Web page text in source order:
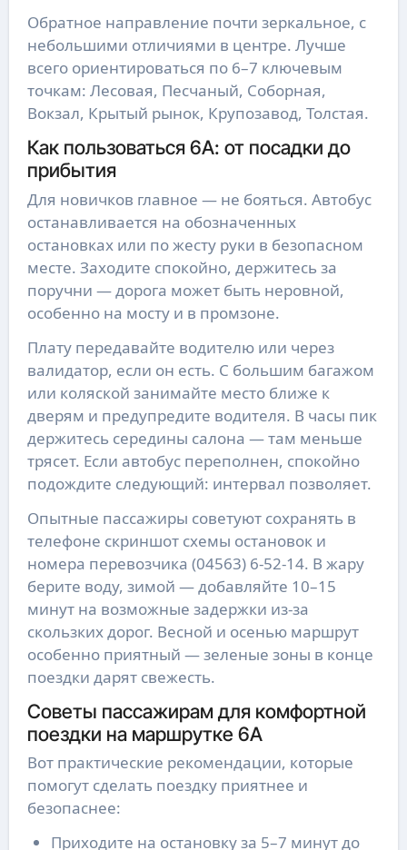
Обратное направление почти зеркальное, с
небольшими отличиями в центре. Лучше
всего ориентироваться по 6–7 ключевым
точкам: Лесовая, Песчаный, Соборная,
Вокзал, Крытый рынок, Крупозавод, Толстая.
Как пользоваться 6А: от посадки до
прибытия
Для новичков главное — не бояться. Автобус
останавливается на обозначенных
остановках или по жесту руки в безопасном
месте. Заходите спокойно, держитесь за
поручни — дорога может быть неровной,
особенно на мосту и в промзоне.
Плату передавайте водителю или через
валидатор, если он есть. С большим багажом
или коляской занимайте место ближе к
дверям и предупредите водителя. В часы пик
держитесь середины салона — там меньше
трясет. Если автобус переполнен, спокойно
подождите следующий: интервал позволяет.
Опытные пассажиры советуют сохранять в
телефоне скриншот схемы остановок и
номера перевозчика (04563) 6-52-14. В жару
берите воду, зимой — добавляйте 10–15
минут на возможные задержки из-за
скользких дорог. Весной и осенью маршрут
особенно приятный — зеленые зоны в конце
поездки дарят свежесть.
Советы пассажирам для комфортной
поездки на маршрутке 6А
Вот практические рекомендации, которые
помогут сделать поездку приятнее и
безопаснее:
Приходите на остановку за 5–7 минут до